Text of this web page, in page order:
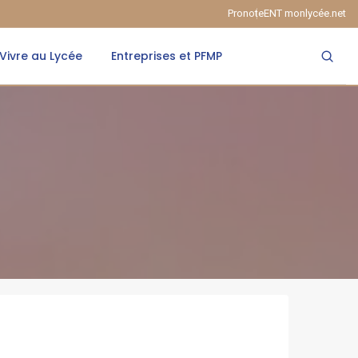
PronoteENT monlycée.net
Vivre au Lycée Entreprises et PFMP